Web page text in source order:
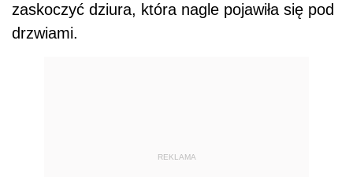
zaskoczyć dziura, która nagle pojawiła się pod
drzwiami.
REKLAMA